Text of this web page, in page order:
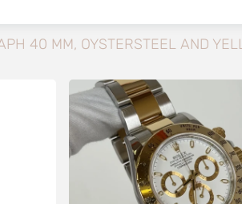
40 MM, OYSTERSTEEL AND